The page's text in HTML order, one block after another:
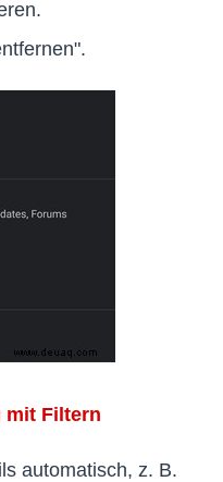
mit Filtern
automatisch, z. B.